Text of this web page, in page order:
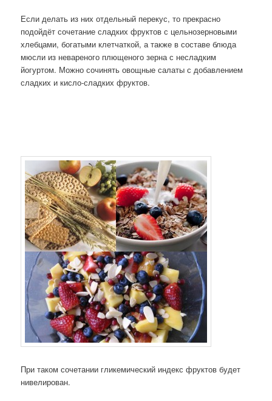
Если делать из них отдельный перекус, то прекрасно
подойдёт сочетание сладких фруктов с цельнозерновыми
хлебцами, богатыми клетчаткой, а также в составе блюда
мюсли из невареного плющеного зерна с несладким
йогуртом. Можно сочинять овощные салаты с добавлением
сладких и кисло-сладких фруктов.
При таком сочетании гликемический индекс фруктов будет
нивелирован.